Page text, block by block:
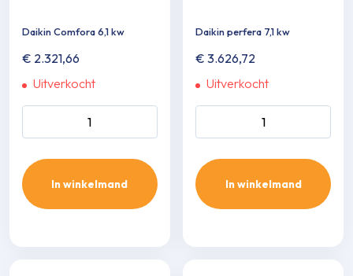
Daikin Comfora 6,1 kw
€ 2.321,66
Uitverkocht
Daikin Comfora 6,1 kw aantal
In winkelmand
Daikin perfera 7,1 kw
€ 3.626,72
Uitverkocht
Daikin perfera 7,1 kw aantal
In winkelmand